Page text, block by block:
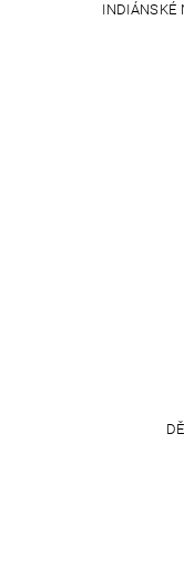
INDIÁNSKÉ